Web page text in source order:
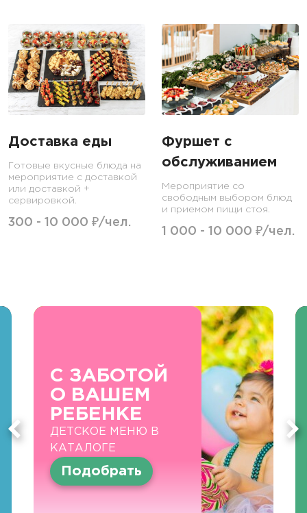
Доставка еды
Готовые вкусные блюда на
мероприятие с доставкой
или доставкой +
сервировкой.
300 - 10 000 ₽/чел.
Фуршет с
обслуживанием
Мероприятие со
свободным выбором блюд
и приемом пищи стоя.
1 000 - 10 000 ₽/чел.
С ЗАБОТОЙ
О ВАШЕМ
РЕБЕНКЕ
ДЕТСКОЕ МЕНЮ В
КАТАЛОГЕ
Подобрать